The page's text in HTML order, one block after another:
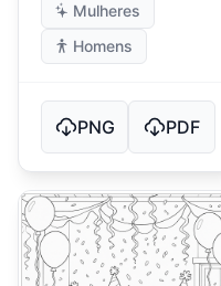
Mulheres
Homens
PNG PDF